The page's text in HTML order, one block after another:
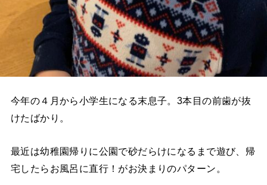
今年の４月から小学生になる末息子。3本目の前歯が抜
けたばかり。
最近は幼稚園帰りに公園で砂だらけになるまで遊び、帰
宅したらお風呂に直行！がお決まりのパターン。